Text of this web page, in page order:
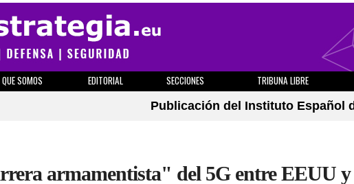
QUE SOMOS EDITORIAL SECCIONES TRIBUNA LIBRE
Publicación del Instituto Español
armamentista" del 5G entre EEUU